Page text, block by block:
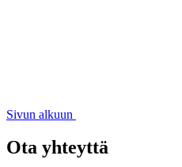
Sivun alkuun
Ota yhteyttä